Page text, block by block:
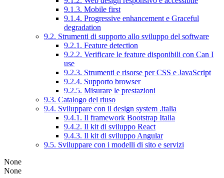
9.1.3. Mobile first
9.1.4. Progressive enhancement e Graceful
degradation
9.2. Strumenti di supporto allo sviluppo del software
9.2.1. Feature detection
9.2.2. Verificare le feature disponibili con Can I
use
9.2.3. Strumenti e risorse per CSS e JavaScript
9.2.4. Supporto browser
9.2.5. Misurare le prestazioni
9.3. Catalogo del riuso
9.4. Sviluppare con il design system .italia
9.4.1. Il framework Bootstrap Italia
9.4.2. Il kit di sviluppo React
9.4.3. Il kit di sviluppo Angular
9.5. Sviluppare con i modelli di sito e servizi
None
None